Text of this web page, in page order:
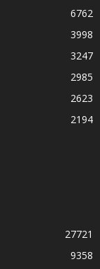
6762
3998
3247
2985
2623
2194
27721
9358